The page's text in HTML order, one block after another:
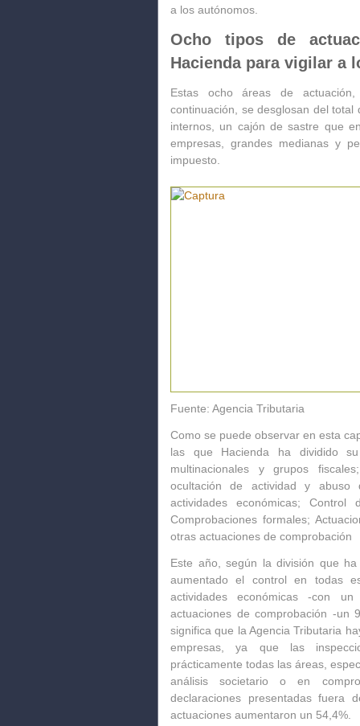
a los autónomos.
Ocho tipos de
Hacienda para vigilar a
Estas ocho áreas de
continuación,
se desglosan del total
internos, un cajón de sastre que
empresas, grandes medianas y
impuesto.
Fuente: Agencia Tributaria
Como se puede observar en esta
las que Hacienda ha dividido
multinacionales y grupos
ocultación de actividad y abuso
actividades económicas;
Comprobaciones formales;
otras actuaciones de comprobación
Este año, según la división que
aumentado el control en todas
actividades económicas -con
actuaciones de comprobación -un
significa que la Agencia Tributaria
empresas,
ya que las
prácticamente todas las áreas ,
análisis societario o en
declaraciones presentadas
actuaciones aumentaron un 54,4%.